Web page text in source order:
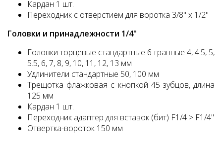
Кардан 1 шт.
Переходник с отверстием для воротка 3/8" х 1/2"
Головки и принадлежности 1/4"
Головки торцевые стандартные 6-гранные 4, 4.5, 5,
5.5, 6, 7, 8, 9, 10, 11, 12, 13 мм
Удлинители стандартные 50, 100 мм
Трещотка флажковая с кнопкой 45 зубцов, длина
125 мм
Кардан 1 шт.
Переходник адаптер для вставок (бит) F1/4 > F1/4"
Отвертка-вороток 150 мм